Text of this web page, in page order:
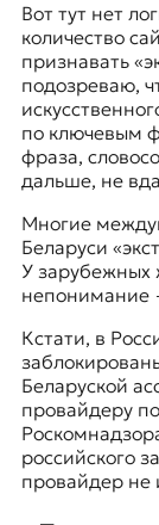
Вот тут нет
количество
признавать
подозреваю,
по ключевым
фраза,
дальше, не
Многие
Беларуси
У зарубежных
непонимание
Кстати, в
Беларуской
провайдеру
российского
провайдер